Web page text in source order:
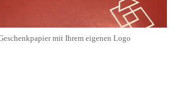
mit Ihrem eigenen Logo